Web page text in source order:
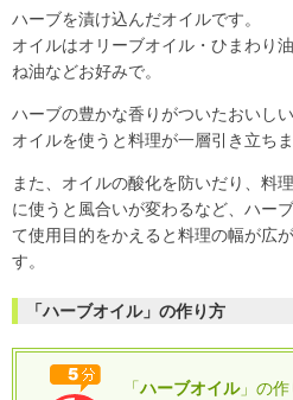
ハーブを漬け込んだオイルです。
オイルはオリーブオイル・ひまわり
ね油などお好みで。
ハーブの豊かな香りがついたおいし
オイルを使うと料理が一層引き立ちま
また、オイルの酸化を防いだり、料
に使うと風合いが変わるなど、ハー
て使用目的をかえると料理の幅が広
す。
「ハーブオイル」の作り方
「ハーブオイル」の作